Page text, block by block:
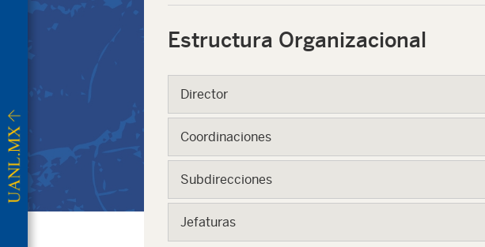
Estructura Organizacional
Director
Coordinaciones
Subdirecciones
Jefaturas